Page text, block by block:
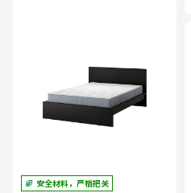
安全材料，严格把关